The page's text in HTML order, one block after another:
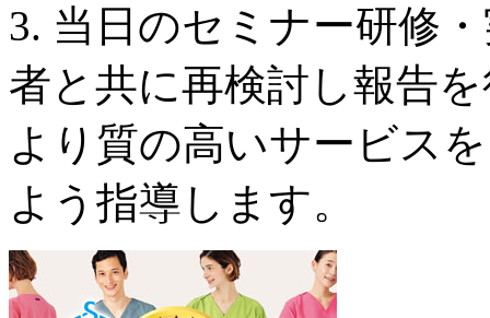
3. 当日のセミナー研修
者と共に再検討し報告
より質の高いサービス
よう指導します。